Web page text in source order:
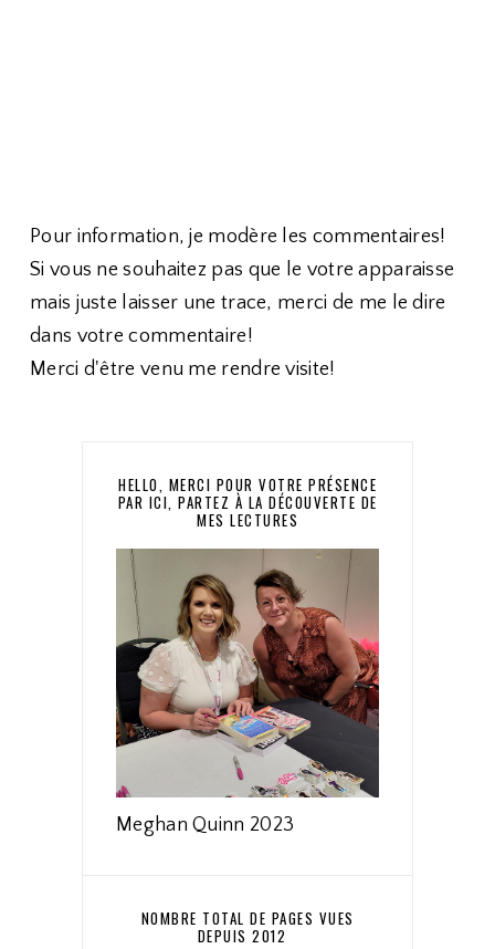
Pour information, je modère les commentaires!
Si vous ne souhaitez pas que le votre apparaisse
mais juste laisser une trace, merci de me le dire
dans votre commentaire!
Merci d'être venu me rendre visite!
HELLO, MERCI POUR VOTRE PRÉSENCE
PAR ICI, PARTEZ À LA DÉCOUVERTE DE
MES LECTURES
Meghan Quinn 2023
NOMBRE TOTAL DE PAGES VUES
DEPUIS 2012